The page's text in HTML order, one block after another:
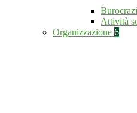
Attività
Organizzazione 6